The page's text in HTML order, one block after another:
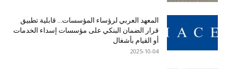
المعهد العربي لرؤساء المؤسسات… قابلية تطبيق
قرار الضمان البنكي على مؤسسات إسداء الخدمات
أو القيام بأشغال
2025-10-04